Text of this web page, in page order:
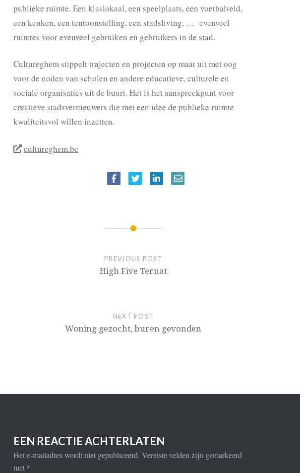
publieke ruimte. Een klaslokaal, een speelplaats, een voetbalveld,
een keuken, een tentoonstelling, een stadsliving, … evenveel
ruimtes voor evenveel gebruiken en gebruikers in de stad.
Cultureghem stippelt trajecten en projecten op maat uit met oog
voor de noden van scholen en andere educatieve, culturele en
sociale organisaties uit de buurt. Het is het aanspreekpunt voor
creatieve stadsvernieuwers die met een idee de publieke ruimte
kwaliteitsvol willen inzetten.
cultureghem.be
PREVIOUS POST
High Five Ternat
NEXT POST
Woning gezocht, buren gevonden
EEN REACTIE ACHTERLATEN
Het e-mailadres wordt niet gepubliceerd. Vereiste velden zijn gemarkeerd
met *